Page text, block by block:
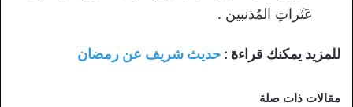
عَثَراتِ المُذنبين .
للمزيد يمكنك قراءة : حديث شريف عن رمضان
مقالات ذات صلة